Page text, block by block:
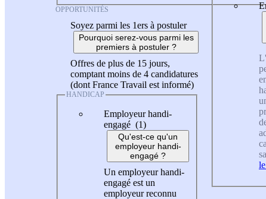
OPPORTUNITÉS
Soyez parmi les 1ers à postuler
Pourquoi serez-vous parmi les
premiers à postuler ?
Offres de plus de 15 jours,
comptant moins de 4 candidatures
(dont France Travail est informé)
HANDICAP
Employeur handi-
engagé (1)
Qu'est-ce qu'un
employeur handi-
engagé ?
Un employeur handi-
engagé est un
employeur reconnu